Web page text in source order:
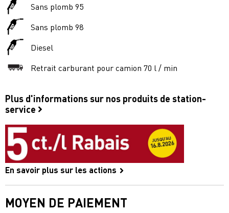
Sans plomb 95
Sans plomb 98
Diesel
Retrait carburant pour camion 70 l / min
Plus d'informations sur nos produits de station-
service
En savoir plus sur les actions
MOYEN DE PAIEMENT